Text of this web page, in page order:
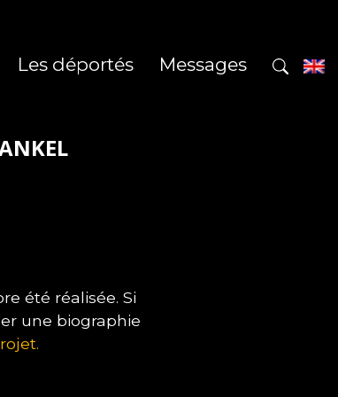
Les déportés Messages
été réalisée. Si
une biographie